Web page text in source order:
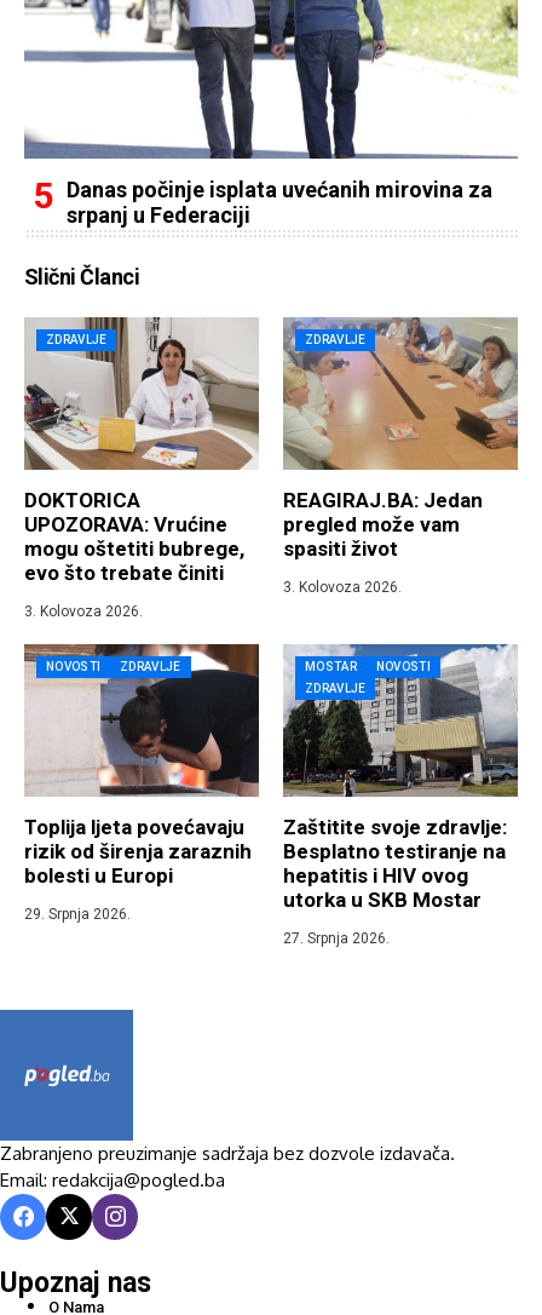
Danas počinje isplata uvećanih mirovina za
srpanj u Federaciji
Slični Članci
ZDRAVLJE
DOKTORICA
UPOZORAVA: Vrućine
mogu oštetiti bubrege,
evo što trebate činiti
3. Kolovoza 2026.
ZDRAVLJE
REAGIRAJ.BA: Jedan
pregled može vam
spasiti život
3. Kolovoza 2026.
NOVOSTI ZDRAVLJE
Toplija ljeta povećavaju
rizik od širenja zaraznih
bolesti u Europi
29. Srpnja 2026.
MOSTAR
NOVOSTI
ZDRAVLJE
Zaštitite svoje zdravlje:
Besplatno testiranje na
hepatitis i HIV ovog
utorka u SKB Mostar
27. Srpnja 2026.
Zabranjeno preuzimanje sadržaja bez dozvole izdavača.
Email: redakcija@pogled.ba
Upoznaj nas
O Nama